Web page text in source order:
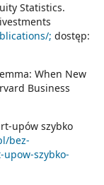
Statistics.
; dostęp:
When New
Business
upów szybko
bez-
szybko-